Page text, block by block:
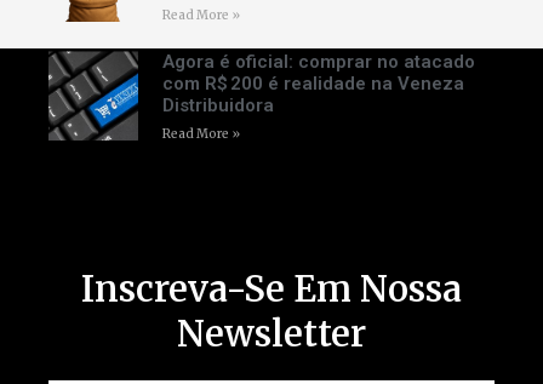
Read More »
Agora é oficial: comprar no atacado
com R$ 200 é realidade na Veneza
Distribuidora
Read More »
Inscreva-Se Em Nossa
Newsletter